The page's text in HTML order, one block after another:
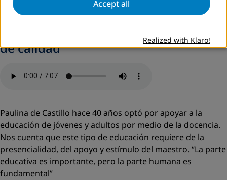
Microprograma 5: Por una educación
de calidad
Paulina de Castillo hace 40 años optó por apoyar a la
educación de jóvenes y adultos por medio de la docencia.
Nos cuenta que este tipo de educación requiere de la
presencialidad, del apoyo y estímulo del maestro. “La parte
educativa es importante, pero la parte humana es
fundamental”
Accept all
Realized with Klaro!